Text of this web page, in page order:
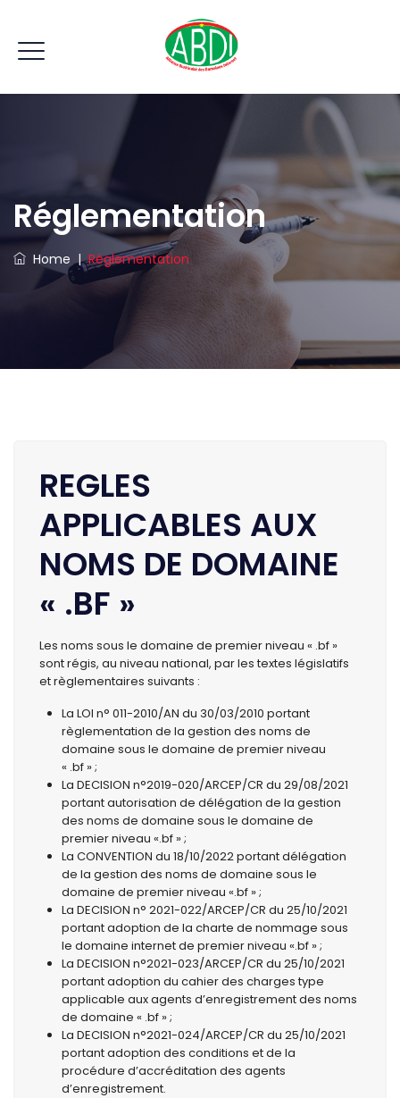
Réglementation
Home |Réglementation
REGLES
APPLICABLES AUX
NOMS DE DOMAINE
« .BF »
Les noms sous le domaine de premier niveau « .bf »
sont régis, au niveau national, par les textes législatifs
et règlementaires suivants :
La LOI n° 011-2010/AN du 30/03/2010 portant
règlementation de la gestion des noms de
domaine sous le domaine de premier niveau
« .bf » ;
La DECISION n°2019-020/ARCEP/CR du 29/08/2021
portant autorisation de délégation de la gestion
des noms de domaine sous le domaine de
premier niveau «.bf » ;
La CONVENTION du 18/10/2022 portant délégation
de la gestion des noms de domaine sous le
domaine de premier niveau «.bf » ;
La DECISION n° 2021-022/ARCEP/CR du 25/10/2021
portant adoption de la charte de nommage sous
le domaine internet de premier niveau «.bf » ;
La DECISION n°2021-023/ARCEP/CR du 25/10/2021
portant adoption du cahier des charges type
applicable aux agents d’enregistrement des noms
de domaine « .bf » ;
La DECISION n°2021-024/ARCEP/CR du 25/10/2021
portant adoption des conditions et de la
procédure d’accréditation des agents
d’enregistrement.